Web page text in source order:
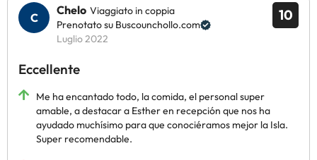
10
Chelo Viaggiato in coppia
Prenotato su Buscounchollo.com
Luglio 2022
Eccellente
Me ha encantado todo, la comida, el personal super
amable, a destacar a Esther en recepción que nos ha
ayudado muchísimo para que conociéramos mejor la Isla.
Super recomendable.